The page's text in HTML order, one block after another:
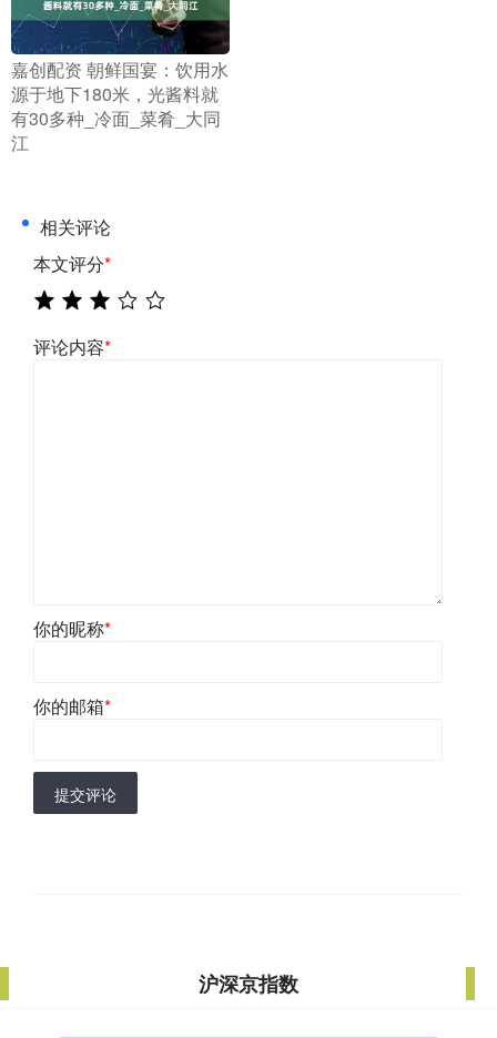
​嘉创配资 朝鲜国宴：饮用水
源于地下180米，光酱料就
有30多种_冷面_菜肴_大同
江
相关评论
本文评分*
评论内容*
你的昵称*
你的邮箱*
提交评论
沪深京指数